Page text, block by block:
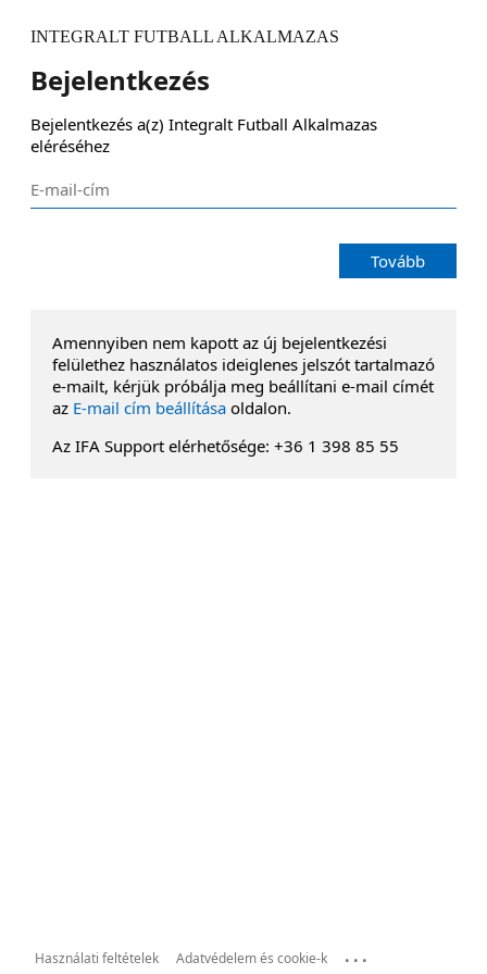
INTEGRALT FUTBALL ALKALMAZAS
Bejelentkezés
Bejelentkezés a(z) Integralt Futball Alkalmazas
eléréséhez
Tovább
Amennyiben nem kapott az új bejelentkezési
felülethez használatos ideiglenes jelszót tartalmazó
e-mailt, kérjük próbálja meg beállítani e-mail címét
az E-mail cím beállítása oldalon.
Az IFA Support elérhetősége: +36 1 398 85 55
Használati feltételek Adatvédelem és cookie-k ...